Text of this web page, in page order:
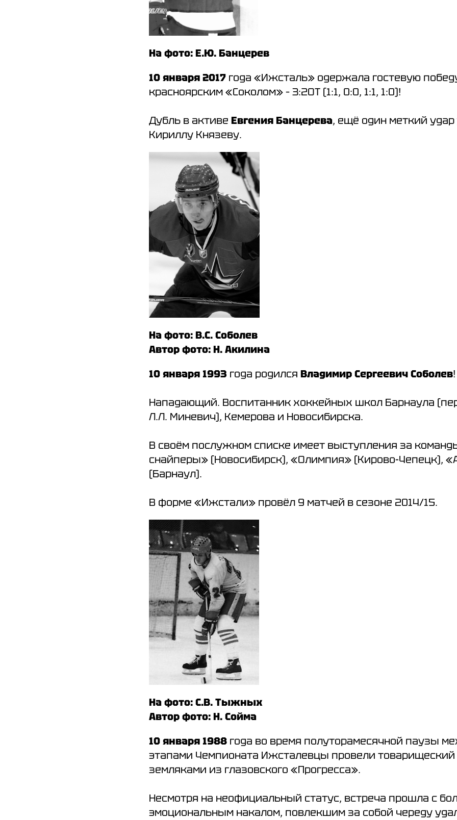
На фото: Е.Ю. Банцерев
10 января 2017 года «Ижсталь» одержала гостевую
красноярским «Соколом» – 3:2ОТ (1:1, 0:0, 1:1, 1:0)!
Дубль в активе Евгения Банцерева, ещё один меткий удар
Кириллу Князеву.
На фото: В.С. Соболев
Автор фото: Н. Акилина
10 января 1993 года родился Владимир Сергеевич Соболев!
Нападающий. Воспитанник хоккейных школ Барнаула
Л.Л. Миневич), Кемерова и Новосибирска.
В своём послужном списке имеет выступления за
снайперы» (Новосибирск), «Олимпия» (Кирово-Чепецк),
(Барнаул).
В форме «Ижстали» провёл 9 матчей в сезоне 2014/15.
На фото: С.В. Тыжных
Автор фото: Н. Сойма
10 января 1988 года во время полуторамесячной паузы
этапами Чемпионата Ижсталевцы провели товарищеский
земляками из глазовского «Прогресса».
Несмотря на неофициальный статус, встреча прошла с
эмоциональным накалом, повлекшим за собой череду